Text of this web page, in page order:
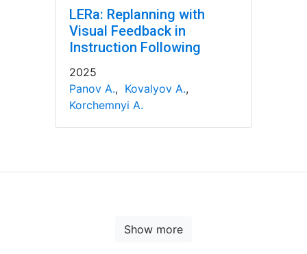
LERa: Replanning with
Visual Feedback in
Instruction Following
2025
Panov A., Kovalyov A.,
Korchemnyi A.
Show more